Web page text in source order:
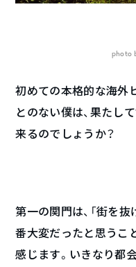
photo
初めての本格的な海外
とのない僕は、果たし
来るのでしょうか？
第一の関門は、「街を抜
番大変だったと思うこ
感じます。いきなり都